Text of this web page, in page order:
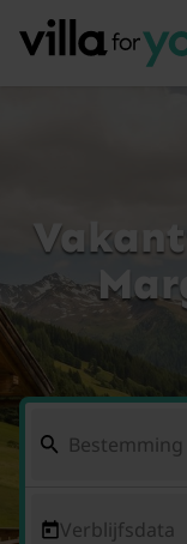
Verblijfsdata